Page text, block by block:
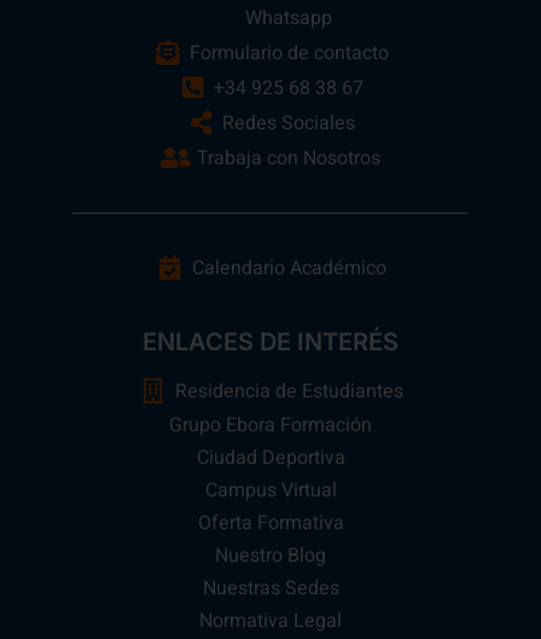
Whatsapp
Formulario de contacto
+34 925 68 38 67
Redes Sociales
Trabaja con Nosotros
Calendario Académico
ENLACES DE INTERÉS
Residencia de Estudiantes
Grupo Ebora Formación
Ciudad Deportiva
Campus Virtual
Oferta Formativa
Nuestro Blog
Nuestras Sedes
Normativa Legal